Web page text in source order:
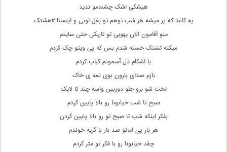
هیشکی اشک چشمامو ندید
یه کاغذ که پر میشه هر شب توهم تو بغل اونی و اینستا #هشتک
منو آقامون الان یهویی تو تاریکی حتی سایتم
میکنه تشتک خسته شدم بس که پی ویتو چک کردم
با اشکام دل آسمونم کباب کردم
بازم صدای بارون بوی نمه ی خاک
لخت شو برو جلو دوربین واسه چند تا لایک
صبح تا شب خیابونا رو بالا پایین کردم
بفکر اینکه شب تا صبح تو رو بالا پایین کردن
هر بار پی اماتو صد بار با گریه خوندم
چقد خیابونا رو با فکر تو متر کردم